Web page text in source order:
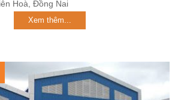
Hoà, Đồng Nai
Xem thêm...